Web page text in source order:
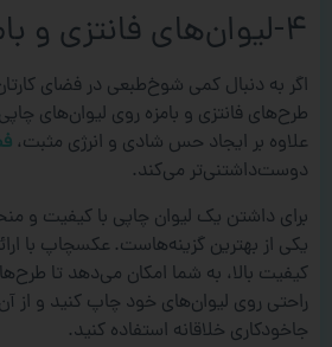
۴-لیوان‌های فانتزی و بامزه:
اگر به دنبال کمی شوخ‌طبعی در فضای
طرح‌های فانتزی و بامزه روی لیوان‌های
علاوه بر ایجاد حس شادی و انرژی مثبت،
دوست‌داشتنی‌تر می‌کند.
برای داشتن یک لیوان چاپی با کیفیت و
یکی از بهترین گزینه‌هاست. عکسچاپ با
کیفیت بالا، به شما امکان می‌دهد تا
راحتی روی لیوان‌های خود چاپ کنید و از
جاخودکاری خلاقانه استفاده کنید.